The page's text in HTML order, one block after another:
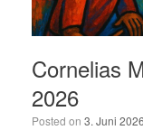
Cornelias
2026
Posted on 3. Juni 2026